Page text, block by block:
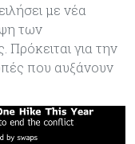
με νέα
των
για την
που αυξάνουν